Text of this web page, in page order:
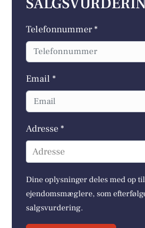
Telefonnummer *
Email *
Adresse *
Adresse
Dine oplysninger deles med op
ejendomsmæglere, som
salgsvurdering.